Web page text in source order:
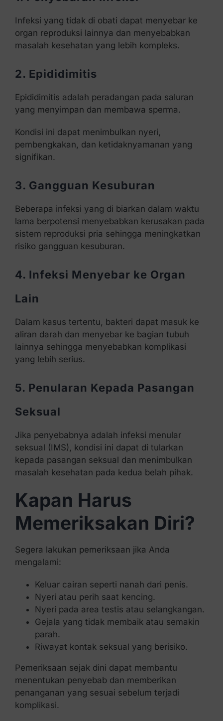
Infeksi yang tidak di obati dapat menyebar ke
organ reproduksi lainnya dan menyebabkan
masalah kesehatan yang lebih kompleks.
2. Epididimitis
Epididimitis adalah peradangan pada saluran
yang menyimpan dan membawa sperma.
Kondisi ini dapat menimbulkan nyeri,
pembengkakan, dan ketidaknyamanan yang
signifikan.
3. Gangguan Kesuburan
Beberapa infeksi yang di biarkan dalam waktu
lama berpotensi menyebabkan kerusakan pada
sistem reproduksi pria sehingga meningkatkan
risiko gangguan kesuburan.
4. Infeksi Menyebar ke Organ
Lain
Dalam kasus tertentu, bakteri dapat masuk ke
aliran darah dan menyebar ke bagian tubuh
lainnya sehingga menyebabkan komplikasi
yang lebih serius.
5. Penularan Kepada Pasangan
Seksual
Jika penyebabnya adalah infeksi menular
seksual (IMS), kondisi ini dapat di tularkan
kepada pasangan seksual dan menimbulkan
masalah kesehatan pada kedua belah pihak.
Kapan Harus
Memeriksakan Diri?
Segera lakukan pemeriksaan jika Anda
mengalami:
Keluar cairan seperti nanah dari penis.
Nyeri atau perih saat kencing.
Nyeri pada area testis atau selangkangan.
Gejala yang tidak membaik atau semakin
parah.
Riwayat kontak seksual yang berisiko.
Pemeriksaan sejak dini dapat membantu
menentukan penyebab dan memberikan
penanganan yang sesuai sebelum terjadi
komplikasi.